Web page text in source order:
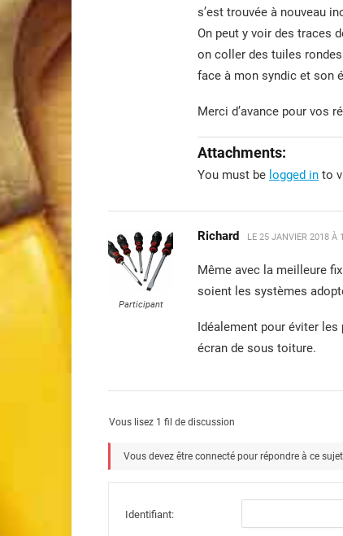
s’est trouvée à nouveau
On peut y voir des traces
on coller des tuiles rondes
face à mon syndic et son
Merci d’avance pour vos
Attachments:
You must be logged in to
Participant
Richard LE 25 JANVIER 2018 À
Même avec la meilleure
soient les systèmes
Idéalement pour éviter
écran de sous toiture.
Vous lisez 1 fil de discussion
Vous devez être connecté pour répondre à ce
Identifiant: